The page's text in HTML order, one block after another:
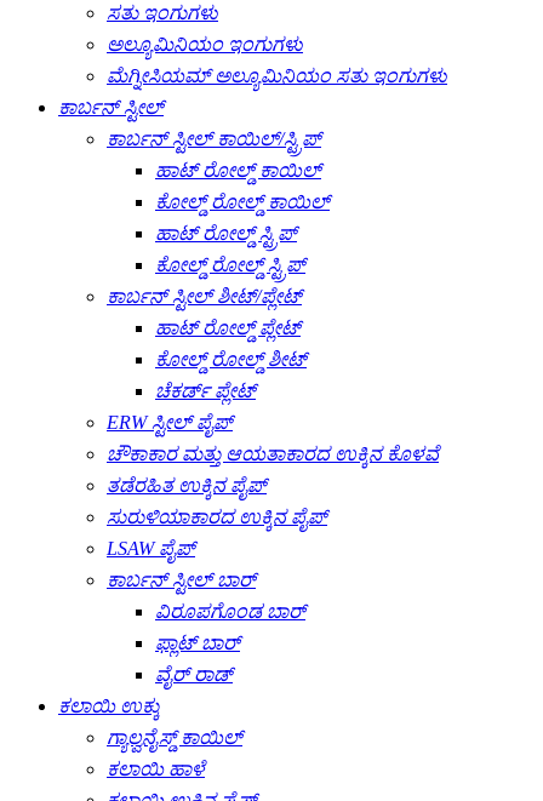
ಸತು ಇಂಗುಗಳು
ಅಲ್ಯೂಮಿನಿಯಂ ಇಂಗುಗಳು
ಮೆಗ್ನೀಸಿಯಮ್ ಅಲ್ಯೂಮಿನಿಯಂ ಸತು ಇಂಗುಗಳು
ಕಾರ್ಬನ್ ಸ್ಟೀಲ್
ಕಾರ್ಬನ್ ಸ್ಟೀಲ್ ಕಾಯಿಲ್/ಸ್ಟ್ರಿಪ್
ಹಾಟ್ ರೋಲ್ಡ್ ಕಾಯಿಲ್
ಕೋಲ್ಡ್ ರೋಲ್ಡ್ ಕಾಯಿಲ್
ಹಾಟ್ ರೋಲ್ಡ್ ಸ್ಟ್ರಿಪ್
ಕೋಲ್ಡ್ ರೋಲ್ಡ್ ಸ್ಟ್ರಿಪ್
ಕಾರ್ಬನ್ ಸ್ಟೀಲ್ ಶೀಟ್/ಪ್ಲೇಟ್
ಹಾಟ್ ರೋಲ್ಡ್ ಪ್ಲೇಟ್
ಕೋಲ್ಡ್ ರೋಲ್ಡ್ ಶೀಟ್
ಚೆಕರ್ಡ್ ಪ್ಲೇಟ್
ERW ಸ್ಟೀಲ್ ಪೈಪ್
ಚೌಕಾಕಾರ ಮತ್ತು ಆಯತಾಕಾರದ ಉಕ್ಕಿನ ಕೊಳವೆ
ತಡೆರಹಿತ ಉಕ್ಕಿನ ಪೈಪ್
ಸುರುಳಿಯಾಕಾರದ ಉಕ್ಕಿನ ಪೈಪ್
LSAW ಪೈಪ್
ಕಾರ್ಬನ್ ಸ್ಟೀಲ್ ಬಾರ್
ವಿರೂಪಗೊಂಡ ಬಾರ್
ಫ್ಲಾಟ್ ಬಾರ್
ವೈರ್ ರಾಡ್
ಕಲಾಯಿ ಉಕ್ಕು
ಗ್ಯಾಲ್ವನೈಸ್ಡ್ ಕಾಯಿಲ್
ಕಲಾಯಿ ಹಾಳೆ